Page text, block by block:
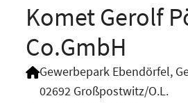
Komet Gerolf
Co.GmbH
Gewerbepark Ebendörfel,
02692 Großpostwitz/O.L.